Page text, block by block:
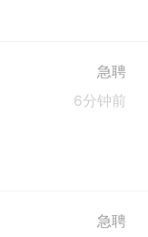
急聘
6分钟前
急聘